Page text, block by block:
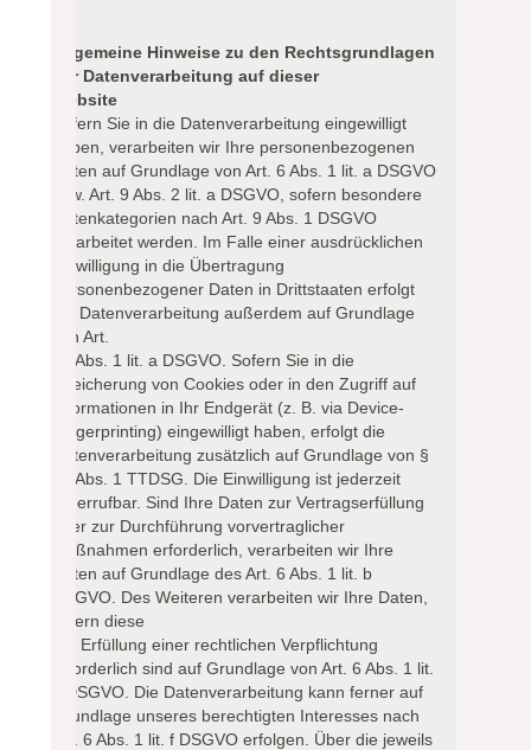
Allgemeine Hinweise zu den Rechtsgrundlagen
der Datenverarbeitung auf dieser
Website
Sofern Sie in die Datenverarbeitung eingewilligt
haben, verarbeiten wir Ihre personenbezogenen
Daten auf Grundlage von Art. 6 Abs. 1 lit. a DSGVO
bzw. Art. 9 Abs. 2 lit. a DSGVO, sofern besondere
Datenkategorien nach Art. 9 Abs. 1 DSGVO
verarbeitet werden. Im Falle einer ausdrücklichen
Einwilligung in die Übertragung
personenbezogener Daten in Drittstaaten erfolgt
die Datenverarbeitung außerdem auf Grundlage
von Art.
49 Abs. 1 lit. a DSGVO. Sofern Sie in die
Speicherung von Cookies oder in den Zugriff auf
Informationen in Ihr Endgerät (z. B. via Device-
Fingerprinting) eingewilligt haben, erfolgt die
Datenverarbeitung zusätzlich auf Grundlage von §
25 Abs. 1 TTDSG. Die Einwilligung ist jederzeit
widerrufbar. Sind Ihre Daten zur Vertragserfüllung
oder zur Durchführung vorvertraglicher
Maßnahmen erforderlich, verarbeiten wir Ihre
Daten auf Grundlage des Art. 6 Abs. 1 lit. b
DSGVO. Des Weiteren verarbeiten wir Ihre Daten,
sofern diese
zur Erfüllung einer rechtlichen Verpflichtung
erforderlich sind auf Grundlage von Art. 6 Abs. 1 lit.
c DSGVO. Die Datenverarbeitung kann ferner auf
Grundlage unseres berechtigten Interesses nach
Art. 6 Abs. 1 lit. f DSGVO erfolgen. Über die jeweils